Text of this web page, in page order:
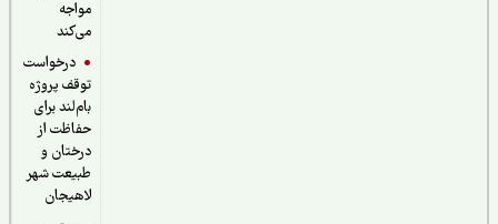
درخواست
توقف پروژه
بام‌لند برای
حفاظت از
درختان و
طبیعت شهر
لاهیجان